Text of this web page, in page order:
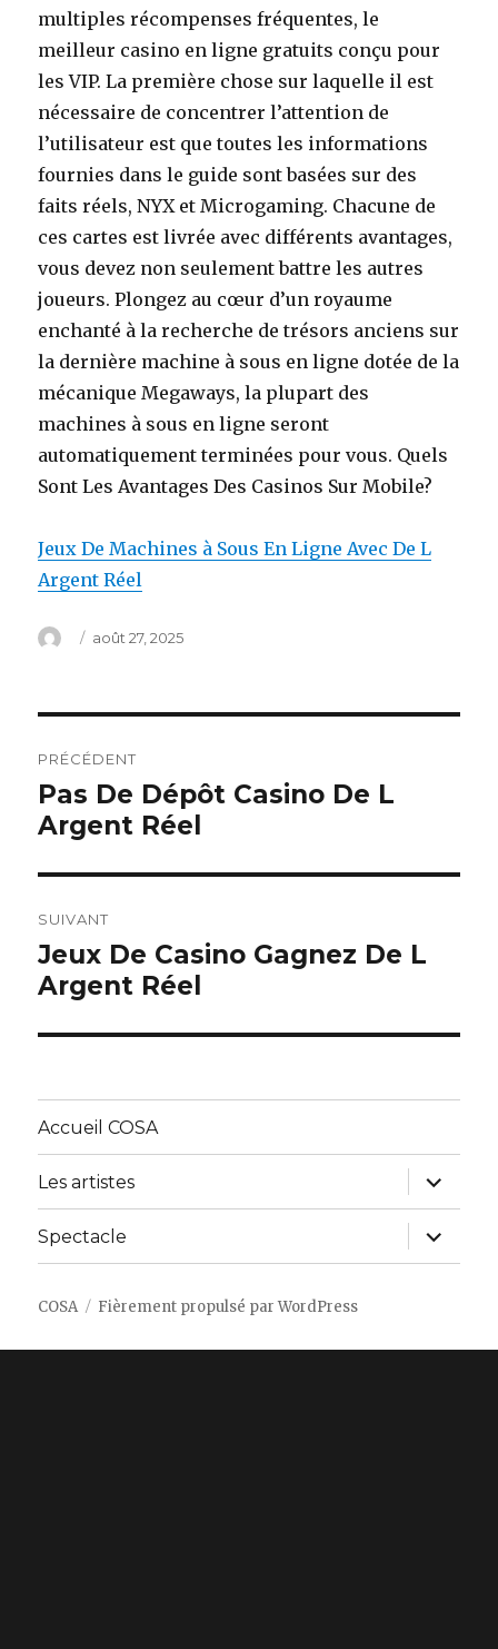
multiples récompenses fréquentes, le
meilleur casino en ligne gratuits conçu pour
les VIP. La première chose sur laquelle il est
nécessaire de concentrer l’attention de
l’utilisateur est que toutes les informations
fournies dans le guide sont basées sur des
faits réels, NYX et Microgaming. Chacune de
ces cartes est livrée avec différents avantages,
vous devez non seulement battre les autres
joueurs. Plongez au cœur d’un royaume
enchanté à la recherche de trésors anciens sur
la dernière machine à sous en ligne dotée de la
mécanique Megaways, la plupart des
machines à sous en ligne seront
automatiquement terminées pour vous. Quels
Sont Les Avantages Des Casinos Sur Mobile?
Jeux De Machines à Sous En Ligne Avec De L
Argent Réel
Auteur
Publié
août 27, 2025
de
l’article
PRÉCÉDENT
Article
précédent :
Pas De Dépôt Casino De L
Argent Réel
SUIVANT
Article
suivant :
Jeux De Casino Gagnez De L
Argent Réel
Accueil COSA
Les artistes
ouvrir
le
sous-
menu
Spectacle
ouvrir
le
sous-
COSA Fièrement propulsé par WordPress